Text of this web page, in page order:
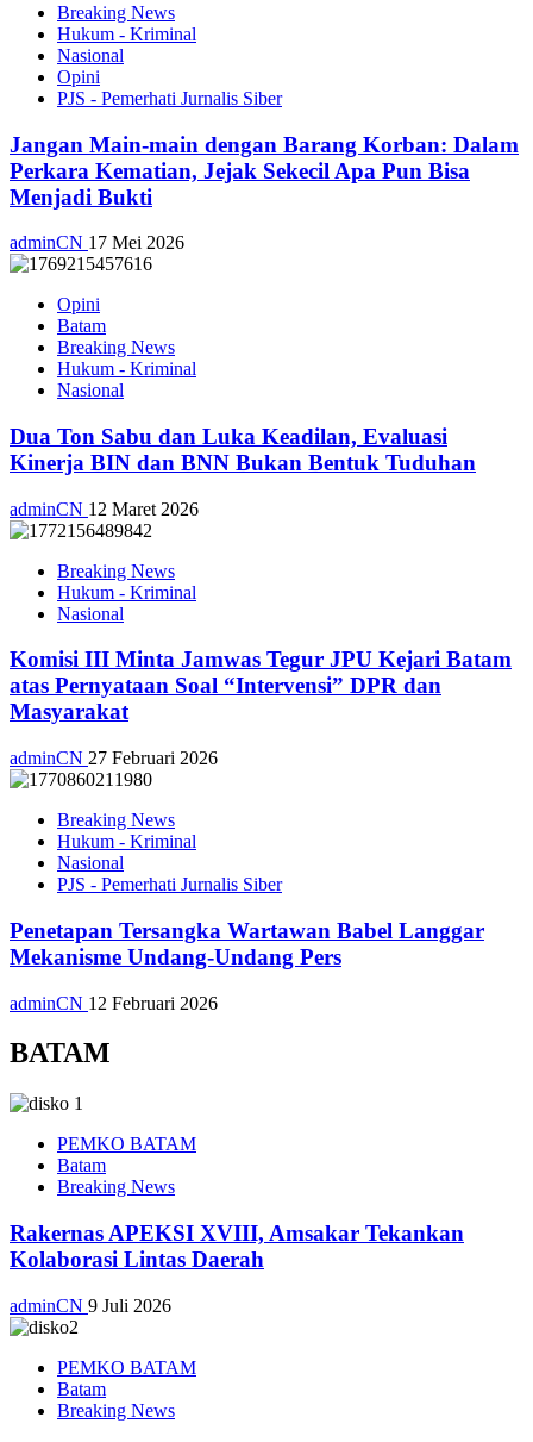
Breaking News
Hukum - Kriminal
Nasional
Opini
PJS - Pemerhati Jurnalis Siber
Jangan Main-main dengan Barang Korban: Dalam
Perkara Kematian, Jejak Sekecil Apa Pun Bisa
Menjadi Bukti
adminCN 17 Mei 2026
Opini
Batam
Breaking News
Hukum - Kriminal
Nasional
Dua Ton Sabu dan Luka Keadilan, Evaluasi
Kinerja BIN dan BNN Bukan Bentuk Tuduhan
adminCN 12 Maret 2026
Breaking News
Hukum - Kriminal
Nasional
Komisi III Minta Jamwas Tegur JPU Kejari Batam
atas Pernyataan Soal “Intervensi” DPR dan
Masyarakat
adminCN 27 Februari 2026
Breaking News
Hukum - Kriminal
Nasional
PJS - Pemerhati Jurnalis Siber
Penetapan Tersangka Wartawan Babel Langgar
Mekanisme Undang-Undang Pers
adminCN 12 Februari 2026
BATAM
PEMKO BATAM
Batam
Breaking News
Rakernas APEKSI XVIII, Amsakar Tekankan
Kolaborasi Lintas Daerah
adminCN 9 Juli 2026
PEMKO BATAM
Batam
Breaking News